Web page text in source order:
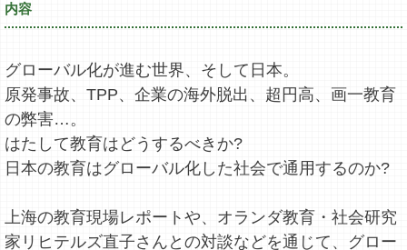
内容
グローバル化が進む世界、そして日本。
原発事故、TPP、企業の海外脱出、超円高、画一教育
の弊害…。
はたして教育はどうするべきか?
日本の教育はグローバル化した社会で通用するのか?
上海の教育現場レポートや、オランダ教育・社会研究
家リヒテルズ直子さんとの対談などを通じて、グロー